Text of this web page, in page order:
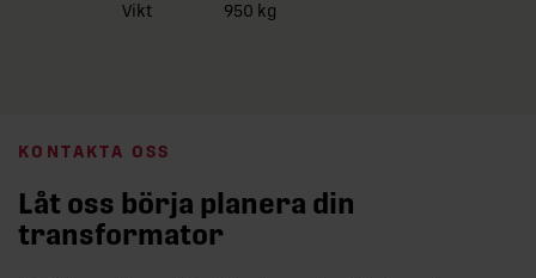
Vikt 950 kg
KONTAKTA OSS
Låt oss börja planera din
transformator